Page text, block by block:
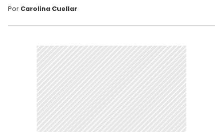
Por Carolina Cuellar